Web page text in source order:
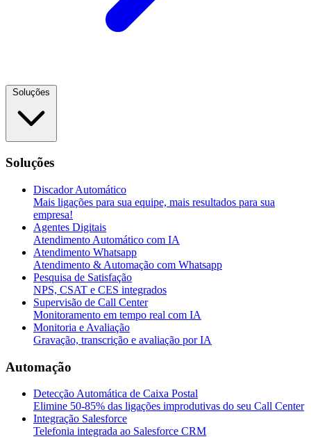
Soluções
Discador Automático
Mais ligações para sua equipe, mais resultados para sua
empresa!
Agentes Digitais
Atendimento Automático com IA
Atendimento Whatsapp
Atendimento & Automação com Whatsapp
Pesquisa de Satisfação
NPS, CSAT e CES integrados
Supervisão de Call Center
Monitoramento em tempo real com IA
Monitoria e Avaliação
Gravação, transcrição e avaliação por IA
Automação
Detecção Automática de Caixa Postal
Elimine 50-85% das ligações improdutivas do seu Call Center
Integração Salesforce
Telefonia integrada ao Salesforce CRM